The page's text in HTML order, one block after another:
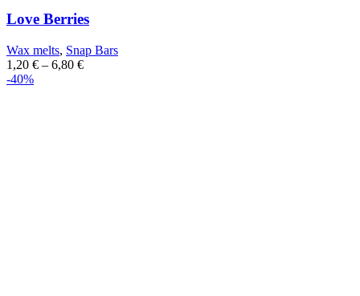
Love Berries
Wax melts, Snap Bars
1,20 € – 6,80 €
-40%